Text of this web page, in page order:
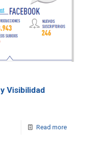
Visibilidad
Read more